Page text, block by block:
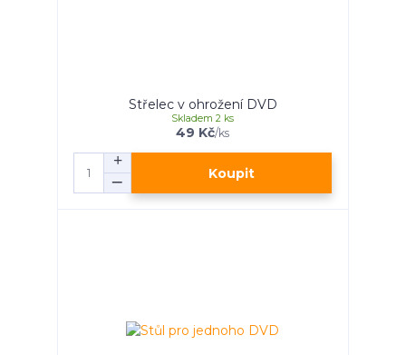
Střelec v ohrožení DVD
49 Kč/ks
Skladem 2 ks
Koupit